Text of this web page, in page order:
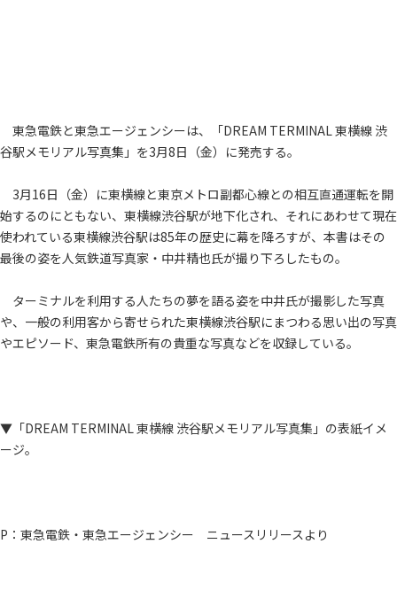
東急電鉄と東急エージェンシーは、「DREAM TERMINAL 東横線 渋
谷駅メモリアル写真集」を3月8日（金）に発売する。
3月16日（金）に東横線と東京メトロ副都心線との相互直通運転を開
始するのにともない、東横線渋谷駅が地下化され、それにあわせて現在
使われている東横線渋谷駅は85年の歴史に幕を降ろすが、本書はその
最後の姿を人気鉄道写真家・中井精也氏が撮り下ろしたもの。
ターミナルを利用する人たちの夢を語る姿を中井氏が撮影した写真
や、一般の利用客から寄せられた東横線渋谷駅にまつわる思い出の写真
やエピソード、東急電鉄所有の貴重な写真などを収録している。
▼「DREAM TERMINAL 東横線 渋谷駅メモリアル写真集」の表紙イメ
ージ。
P：東急電鉄・東急エージェンシー ニュースリリースより